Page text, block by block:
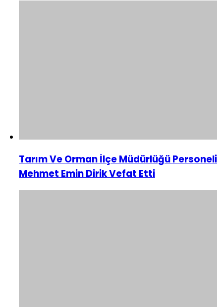
Tarım Ve Orman İlçe Müdürlüğü Personeli
Mehmet Emin Dirik Vefat Etti